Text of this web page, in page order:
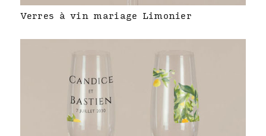
Verres à vin mariage Limonier